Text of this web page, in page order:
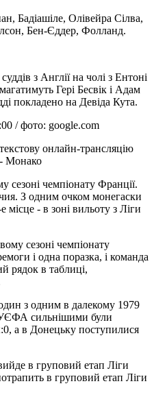
Бадіашіле, Олівейра Сілва,
Бен-Єддер, Фолланд.
з Англії на чолі з Ентоні
Гері Бесвік і Адам
покладено на Девіда Кута.
/ фото: google.com
онлайн-трансляцію
Монако
сезоні чемпіонату Франції.
З одним очком монегаски
місце - в зоні вильоту з Ліги
сезоні чемпіонату
і одна поразка, і команда
рядок в таблиці,
з одним в далекому 1979
сильнішими були
а в Донецьку поступилися
в груповий етап Ліги
в груповий етап Ліги